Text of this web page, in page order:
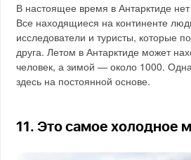
В настоящее время в Антарктиде
Все находящиеся на континенте
исследователи и туристы, которые
друга. Летом в Антарктиде может
человек, а зимой — около 1000.
здесь на постоянной основе.
11. Это самое холодное